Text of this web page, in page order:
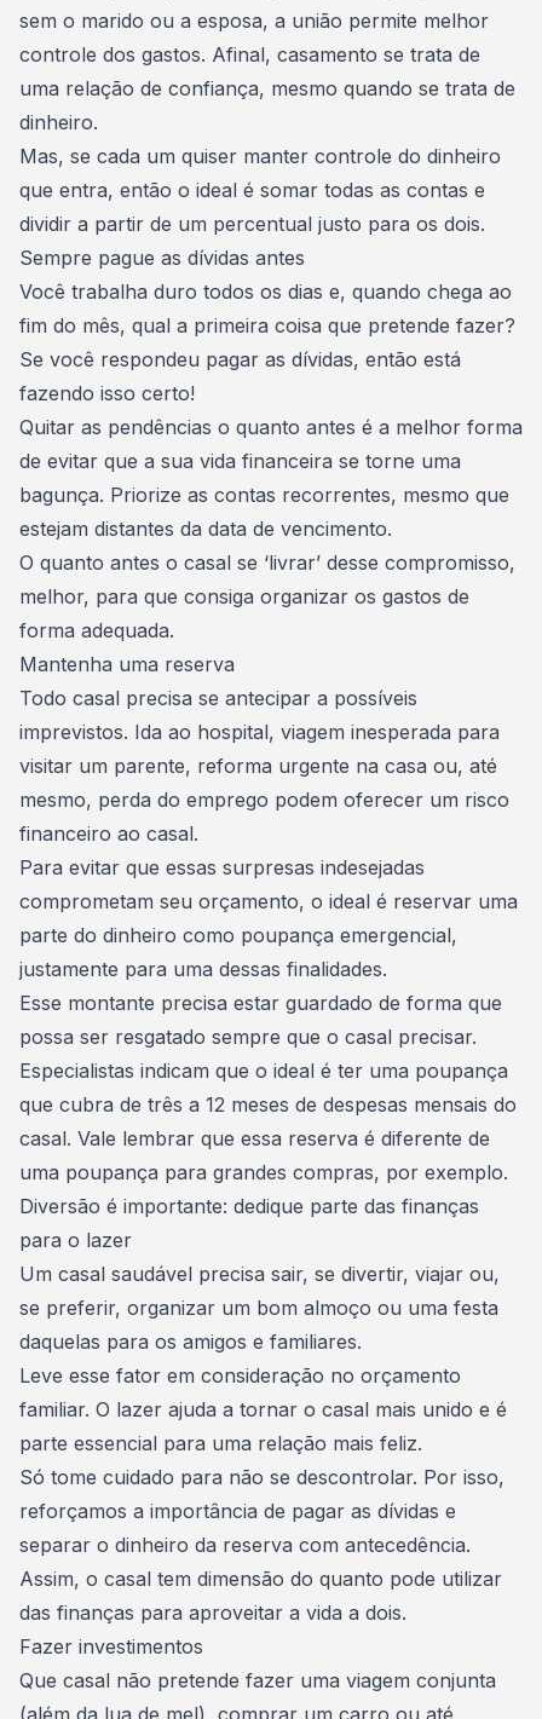
sem o marido ou a esposa, a união permite melhor
controle dos gastos. Afinal, casamento se trata de
uma relação de confiança, mesmo quando se trata de
dinheiro.
Mas, se cada um quiser manter controle do dinheiro
que entra, então o ideal é somar todas as contas e
dividir a partir de um percentual justo para os dois.
Sempre pague as dívidas antes
Você trabalha duro todos os dias e, quando chega ao
fim do mês, qual a primeira coisa que pretende fazer?
Se você respondeu pagar as dívidas, então está
fazendo isso certo!
Quitar as pendências o quanto antes é a melhor forma
de evitar que a sua vida financeira se torne uma
bagunça. Priorize as contas recorrentes, mesmo que
estejam distantes da data de vencimento.
O quanto antes o casal se ‘livrar’ desse compromisso,
melhor, para que consiga organizar os gastos de
forma adequada.
Mantenha uma reserva
Todo casal precisa se antecipar a possíveis
imprevistos. Ida ao hospital, viagem inesperada para
visitar um parente, reforma urgente na casa ou, até
mesmo, perda do emprego podem oferecer um risco
financeiro ao casal.
Para evitar que essas surpresas indesejadas
comprometam seu orçamento, o ideal é reservar uma
parte do dinheiro como poupança emergencial,
justamente para uma dessas finalidades.
Esse montante precisa estar guardado de forma que
possa ser resgatado sempre que o casal precisar.
Especialistas indicam que o ideal é ter uma poupança
que cubra de três a 12 meses de despesas mensais do
casal. Vale lembrar que essa reserva é diferente de
uma poupança para grandes compras, por exemplo.
Diversão é importante: dedique parte das finanças
para o lazer
Um casal saudável precisa sair, se divertir, viajar ou,
se preferir, organizar um bom almoço ou uma festa
daquelas para os amigos e familiares.
Leve esse fator em consideração no orçamento
familiar. O lazer ajuda a tornar o casal mais unido e é
parte essencial para uma relação mais feliz.
Só tome cuidado para não se descontrolar. Por isso,
reforçamos a importância de pagar as dívidas e
separar o dinheiro da reserva com antecedência.
Assim, o casal tem dimensão do quanto pode utilizar
das finanças para aproveitar a vida a dois.
Fazer investimentos
Que casal não pretende fazer uma viagem conjunta
(além da lua de mel), comprar um carro ou até